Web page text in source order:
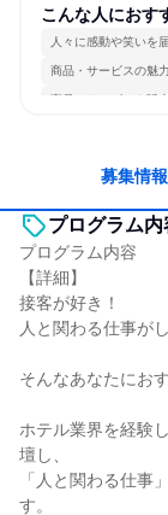
こんな人におす
人々に感動や笑いを
商品・サービスの魅
商品・サービスを販売
募集情報
プログラム内
プログラム内容
【詳細】
接客が好き！
人と関わる仕事が
そんなあなたにお
ホテル業界を経験
壇し、
「人と関わる仕事
す。